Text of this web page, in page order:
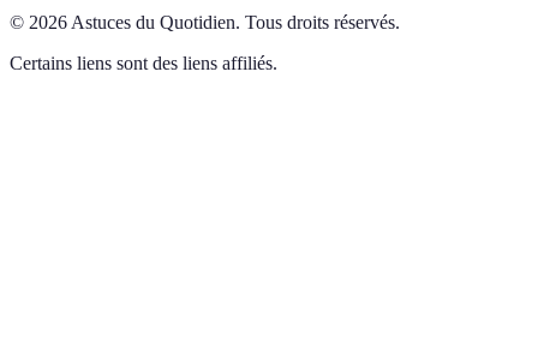
© 2026 Astuces du Quotidien. Tous droits réservés.
Certains liens sont des liens affiliés.